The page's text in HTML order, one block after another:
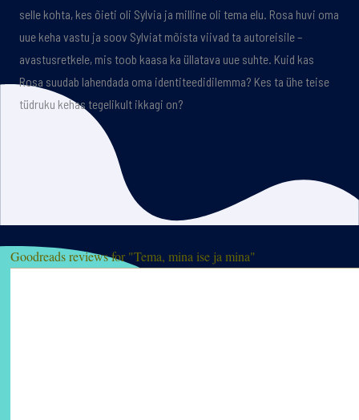
selle kohta, kes õieti oli Sylvia ja milline oli tema elu. Rosa huvi oma
uue keha vastu ja soov Sylviat mõista viivad ta autoreisile –
avastusretkele, mis toob kaasa ka üllatava uue suhte. Kuid kas
Rosa suudab lahendada oma identiteedidilemma? Kes ta ühe teise
tüdruku kehas tegelikult ikkagi on?
Goodreads reviews for "Tema, mina ise ja mina"